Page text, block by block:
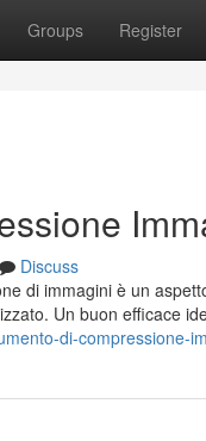
Groups Register
Discuss
di immagini è un
Un buon efficace
di-compressione-